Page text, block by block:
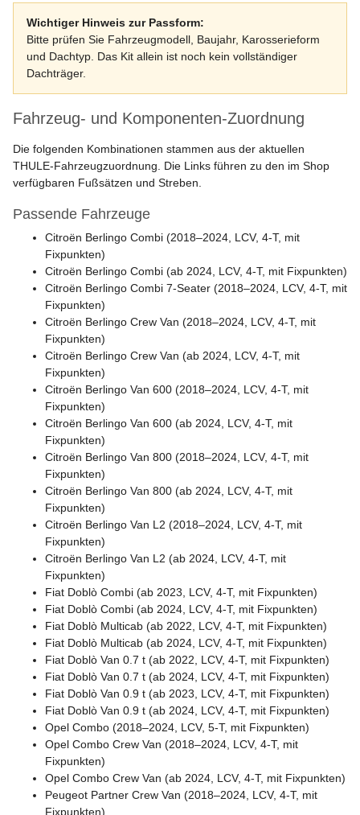
Wichtiger Hinweis zur Passform:
Bitte prüfen Sie Fahrzeugmodell, Baujahr, Karosserieform
und Dachtyp. Das Kit allein ist noch kein vollständiger
Dachträger.
Fahrzeug- und Komponenten-Zuordnung
Die folgenden Kombinationen stammen aus der aktuellen
THULE-Fahrzeugzuordnung. Die Links führen zu den im Shop
verfügbaren Fußsätzen und Streben.
Passende Fahrzeuge
Citroën Berlingo Combi (2018–2024, LCV, 4-T, mit
Fixpunkten)
Citroën Berlingo Combi (ab 2024, LCV, 4-T, mit Fixpunkten)
Citroën Berlingo Combi 7-Seater (2018–2024, LCV, 4-T, mit
Fixpunkten)
Citroën Berlingo Crew Van (2018–2024, LCV, 4-T, mit
Fixpunkten)
Citroën Berlingo Crew Van (ab 2024, LCV, 4-T, mit
Fixpunkten)
Citroën Berlingo Van 600 (2018–2024, LCV, 4-T, mit
Fixpunkten)
Citroën Berlingo Van 600 (ab 2024, LCV, 4-T, mit
Fixpunkten)
Citroën Berlingo Van 800 (2018–2024, LCV, 4-T, mit
Fixpunkten)
Citroën Berlingo Van 800 (ab 2024, LCV, 4-T, mit
Fixpunkten)
Citroën Berlingo Van L2 (2018–2024, LCV, 4-T, mit
Fixpunkten)
Citroën Berlingo Van L2 (ab 2024, LCV, 4-T, mit
Fixpunkten)
Fiat Doblò Combi (ab 2023, LCV, 4-T, mit Fixpunkten)
Fiat Doblò Combi (ab 2024, LCV, 4-T, mit Fixpunkten)
Fiat Doblò Multicab (ab 2022, LCV, 4-T, mit Fixpunkten)
Fiat Doblò Multicab (ab 2024, LCV, 4-T, mit Fixpunkten)
Fiat Doblò Van 0.7 t (ab 2022, LCV, 4-T, mit Fixpunkten)
Fiat Doblò Van 0.7 t (ab 2024, LCV, 4-T, mit Fixpunkten)
Fiat Doblò Van 0.9 t (ab 2023, LCV, 4-T, mit Fixpunkten)
Fiat Doblò Van 0.9 t (ab 2024, LCV, 4-T, mit Fixpunkten)
Opel Combo (2018–2024, LCV, 5-T, mit Fixpunkten)
Opel Combo Crew Van (2018–2024, LCV, 4-T, mit
Fixpunkten)
Opel Combo Crew Van (ab 2024, LCV, 4-T, mit Fixpunkten)
Peugeot Partner Crew Van (2018–2024, LCV, 4-T, mit
Fixpunkten)